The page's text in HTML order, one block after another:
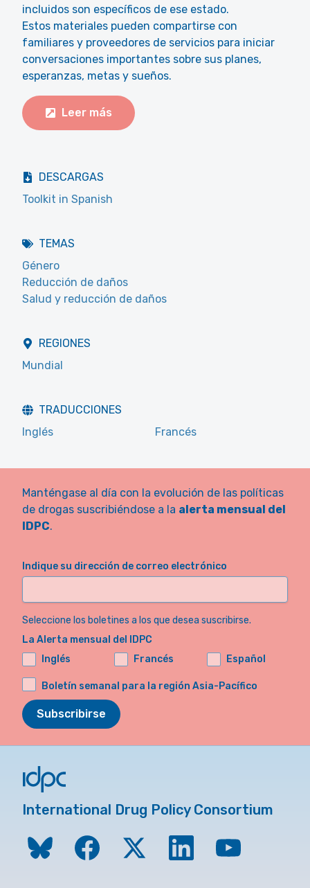
incluidos son específicos de ese estado.
Estos materiales pueden compartirse con
familiares y proveedores de servicios para iniciar
conversaciones importantes sobre sus planes,
esperanzas, metas y sueños.
Leer más
DESCARGAS
Toolkit in Spanish
TEMAS
Género
Reducción de daños
Salud y reducción de daños
REGIONES
Mundial
TRADUCCIONES
Inglés
Francés
Manténgase al día con la evolución de las políticas
de drogas suscribiéndose a la alerta mensual del
IDPC.
Indique su dirección de correo electrónico
Seleccione los boletines a los que desea suscribirse.
La Alerta mensual del IDPC
Inglés
Francés Español
Boletín semanal para la región Asia-Pacífico
Subscribirse
International Drug Policy Consortium